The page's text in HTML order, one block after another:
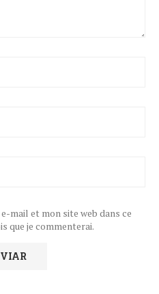
mail et mon site web dans ce
que je commenterai.